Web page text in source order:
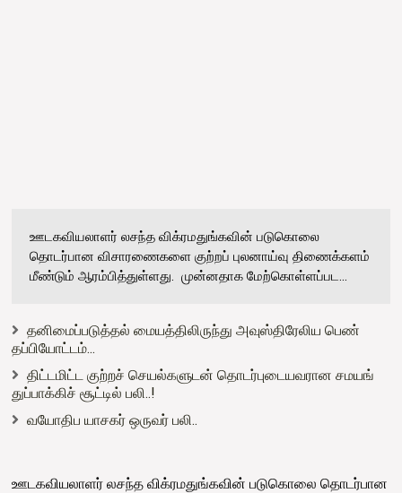
ஊடகவியலாளர் லசந்த விக்ரமதுங்கவின் படுகொலை
தொடர்பான விசாரணைகளை குற்றப் புலனாய்வு திணைக்களம்
மீண்டும் ஆரம்பித்துள்ளது. முன்னதாக மேற்கொள்ளப்பட...
தனிமைப்படுத்தல் மையத்திலிருந்து அவுஸ்திரேலிய பெண்
தப்பியோட்டம்...
திட்டமிட்ட குற்றச் செயல்களுடன் தொடர்புடையவரான சமயங்
துப்பாக்கிச் சூட்டில் பலி..!
வயோதிப யாசகர் ஒருவர் பலி..
ஊடகவியலாளர் லசந்த விக்ரமதுங்கவின் படுகொலை தொடர்பான